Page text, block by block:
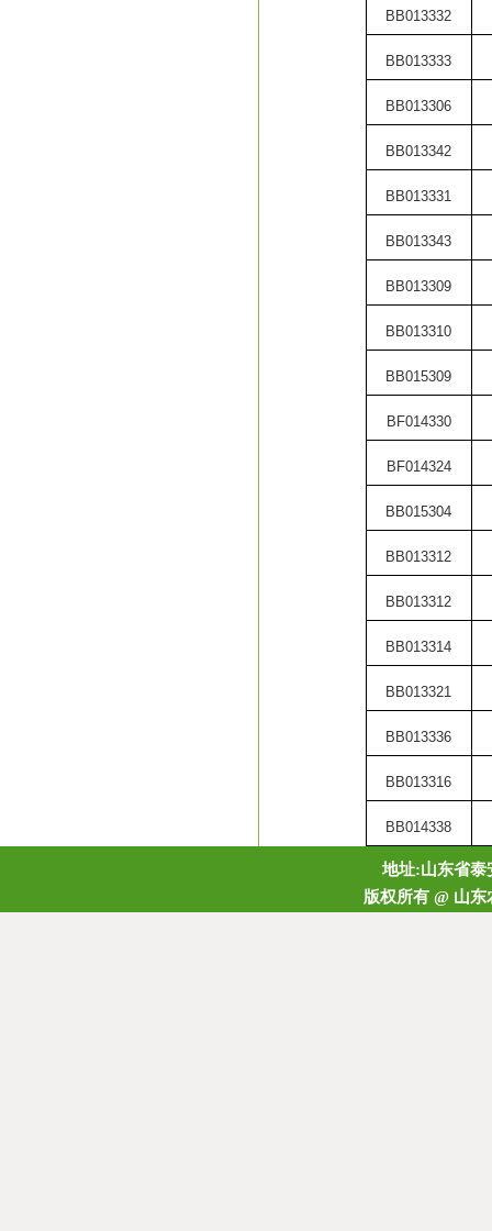
BB013332
BB013333
BB013306
BB013342
BB013331
BB013343
BB013309
BB013310
BB015309
BF014330
BF014324
BB015304
BB013312
BB013312
BB013314
BB013321
BB013336
BB013316
BB014338
地址:山东省泰
版权所有 @ 山